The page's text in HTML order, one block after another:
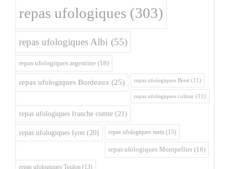
repas ufologiques (303)
repas ufologiques Albi (55)
repas ufologiques argentine (18)
repas ufologiques Bordeaux (25) repas ufologiques Brest (11)
repas ufologiques colmar (11)
repas ufologiques franche comte (21)
repas ufologiques lyon (20) repas ufologiques metz (15)
repas ufologiques Montpellier (16)
repas ufologiques Toulon (13)